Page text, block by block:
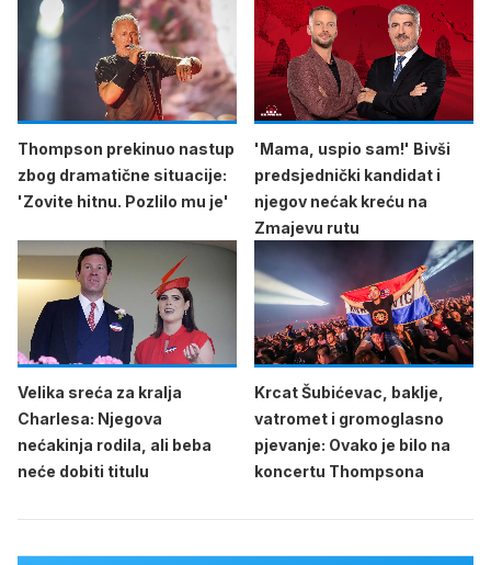
Thompson prekinuo nastup
zbog dramatične situacije:
'Zovite hitnu. Pozlilo mu je'
'Mama, uspio sam!' Bivši
predsjednički kandidat i
njegov nećak kreću na
Zmajevu rutu
Velika sreća za kralja
Charlesa: Njegova
nećakinja rodila, ali beba
neće dobiti titulu
Krcat Šubićevac, baklje,
vatromet i gromoglasno
pjevanje: Ovako je bilo na
koncertu Thompsona